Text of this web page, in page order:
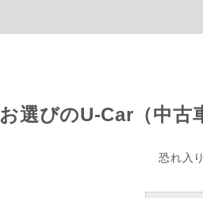
お選びのU-Car（中古
恐れ入